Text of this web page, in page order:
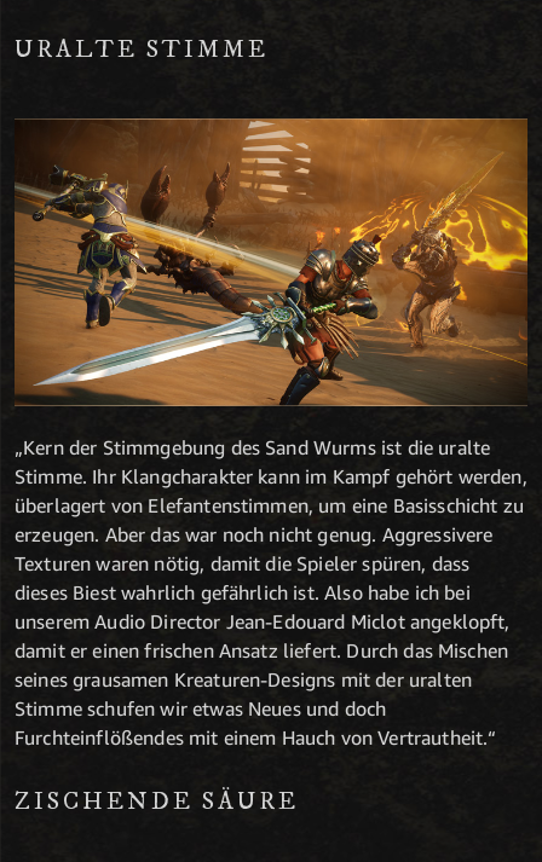
URALTE STIMME
„Kern der Stimmgebung des Sand Wurms ist die uralte
Stimme. Ihr Klangcharakter kann im Kampf gehört werden,
überlagert von Elefantenstimmen, um eine Basisschicht zu
erzeugen. Aber das war noch nicht genug. Aggressivere
Texturen waren nötig, damit die Spieler spüren, dass
dieses Biest wahrlich gefährlich ist. Also habe ich bei
unserem Audio Director Jean-Edouard Miclot angeklopft,
damit er einen frischen Ansatz liefert. Durch das Mischen
seines grausamen Kreaturen-Designs mit der uralten
Stimme schufen wir etwas Neues und doch
Furchteinflößendes mit einem Hauch von Vertrautheit.“
ZISCHENDE SÄURE